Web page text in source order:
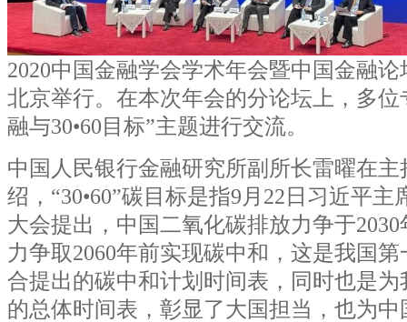
2020中国金融学会学术年会暨中国金融论
北京举行。在本次年会的分论坛上，多位
融与30•60目标”主题进行交流。
中国人民银行金融研究所副所长雷曜在
绍，“30•60”碳目标是指9月22日习近平主
大会提出，中国二氧化碳排放力争于
力争取2060年前实现碳中和，这是我国
合提出的碳中和计划时间表，同时也是
的总体时间表，彰显了大国担当，也为